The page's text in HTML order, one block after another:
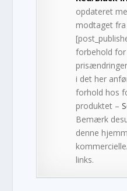
opdateret
modtaget fra
forbehold
i det her
forhold hos
produktet –
Bemærk
denne
links.